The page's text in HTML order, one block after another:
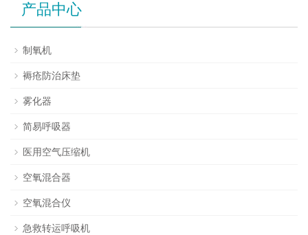
产品中心
制氧机
褥疮防治床垫
雾化器
简易呼吸器
医用空气压缩机
空氧混合器
空氧混合仪
急救转运呼吸机